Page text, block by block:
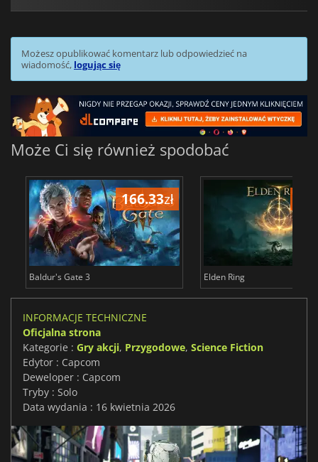
Możesz opublikować komentarz lub odpowiedzieć na
wiadomość, logując się
Może Ci się również spodobać
166.33zł
Baldur's Gate 3 Elden Ring
INFORMACJE TECHNICZNE
Oficjalna strona
Kategorie : Gry akcji, Przygodowe, Science Fiction
Edytor : Capcom
Deweloper : Capcom
Tryby : Solo
Data wydania : 16 kwietnia 2026